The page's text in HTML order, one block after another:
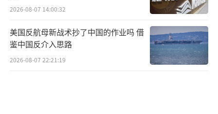
2026-08-07 14:00:32
美国反航母新战术抄了中国的作业吗 借
鉴中国反介入思路
2026-08-07 22:21:19